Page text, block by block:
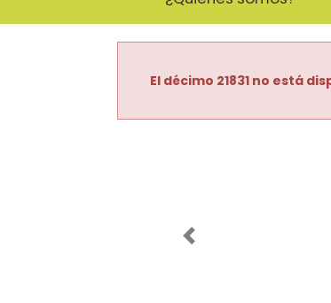
El décimo 21831 no está
Imagen anterior